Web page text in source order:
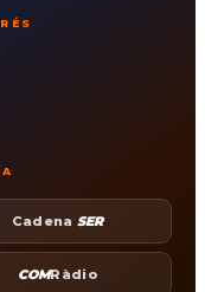
Cadena SER
COMRàdio